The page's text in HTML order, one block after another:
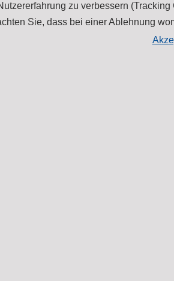
zu verbessern
Sie, dass bei einer Ablehnung